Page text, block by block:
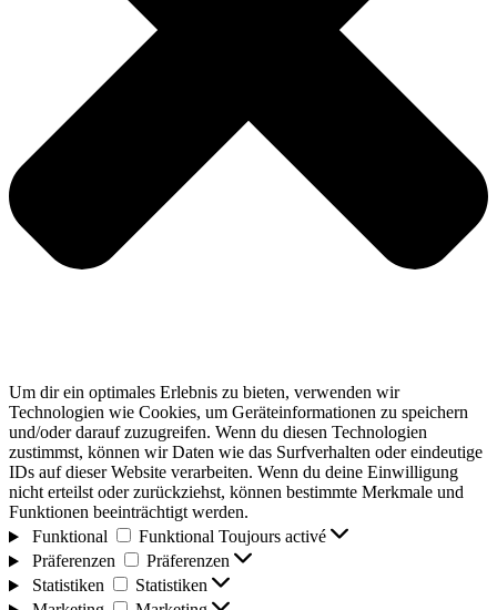
Um dir ein optimales Erlebnis zu bieten, verwenden wir
Technologien wie Cookies, um Geräteinformationen zu speichern
und/oder darauf zuzugreifen. Wenn du diesen Technologien
zustimmst, können wir Daten wie das Surfverhalten oder eindeutige
IDs auf dieser Website verarbeiten. Wenn du deine Einwilligung
nicht erteilst oder zurückziehst, können bestimmte Merkmale und
Funktionen beeinträchtigt werden.
Funktional
Funktional Toujours activé
Präferenzen
Präferenzen
Statistiken
Statistiken